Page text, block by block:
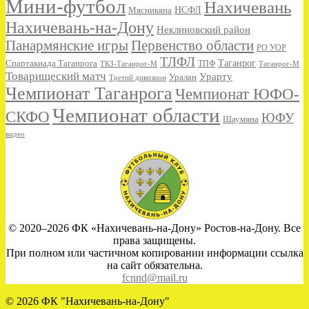
Мини-футбол Мясникяна НСФЛ Нахичевань
Нахичевань-на-Дону Неклиновский район
Панармянские игрыПервенство области РО УОР
Спартакиада Таганрога ТКЗ-Таганрог-М ТЛФЛ ТПФ Таганрог Таганрог-М
Товарищеский матч Третий дивизион Уралан Урарту
Чемпионат ТаганрогаЧемпионат ЮФО-
СКФОЧемпионат области Шаумяна ЮФУ
видео
© 2020–2026 ФК «Нахичевань-на-Дону» Ростов-на-Дону. Все
права защищены.
При полном или частичном копировании информации ссылка
на сайт обязательна.
fcnnd@mail.ru
© 2026 ФК "Нахичевань-на-Дону"